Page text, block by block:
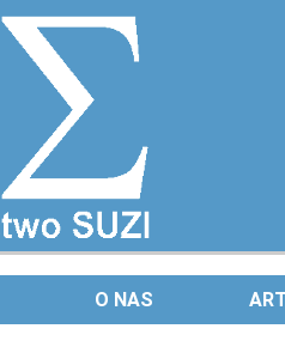
O NAS